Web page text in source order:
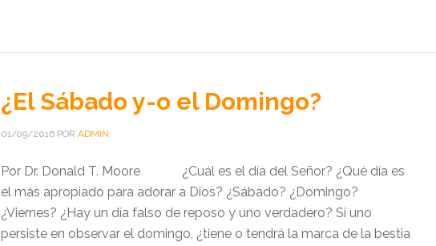
¿El Sábado y-o el Domingo?
01/09/2016 POR ADMIN
Por Dr. Donald T. Moore ¿Cuál es el día del Señor? ¿Qué día es
el más apropiado para adorar a Dios? ¿Sábado? ¿Domingo?
¿Viernes? ¿Hay un día falso de reposo y uno verdadero? Si uno
persiste en observar el domingo, ¿tiene o tendrá la marca de la bestia